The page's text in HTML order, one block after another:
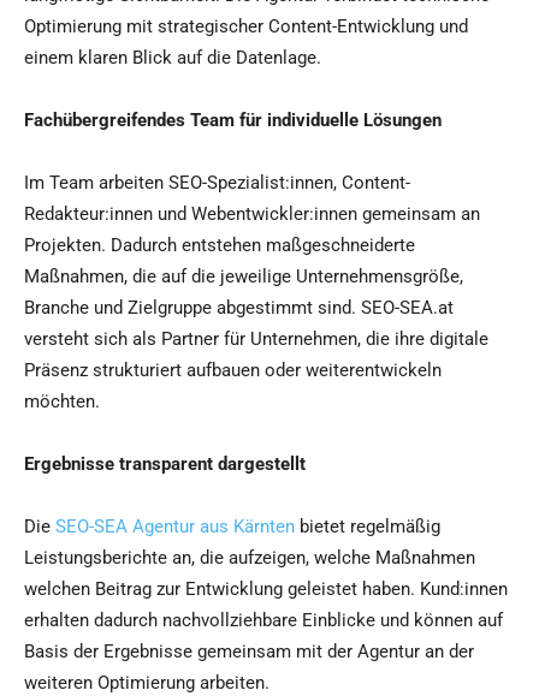
Optimierung mit strategischer Content-Entwicklung und
einem klaren Blick auf die Datenlage.
Fachübergreifendes Team für individuelle Lösungen
Im Team arbeiten SEO-Spezialist:innen, Content-
Redakteur:innen und Webentwickler:innen gemeinsam an
Projekten. Dadurch entstehen maßgeschneiderte
Maßnahmen, die auf die jeweilige Unternehmensgröße,
Branche und Zielgruppe abgestimmt sind. SEO-SEA.at
versteht sich als Partner für Unternehmen, die ihre digitale
Präsenz strukturiert aufbauen oder weiterentwickeln
möchten.
Ergebnisse transparent dargestellt
Die SEO-SEA Agentur aus Kärnten bietet regelmäßig
Leistungsberichte an, die aufzeigen, welche Maßnahmen
welchen Beitrag zur Entwicklung geleistet haben. Kund:innen
erhalten dadurch nachvollziehbare Einblicke und können auf
Basis der Ergebnisse gemeinsam mit der Agentur an der
weiteren Optimierung arbeiten.